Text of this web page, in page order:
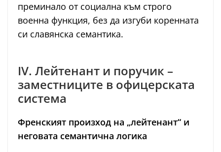
преминало от социална към строго
военна функция, без да изгуби коренната
си славянска семантика.
IV. Лейтенант и поручик –
заместниците в офицерската
система
Френският произход на „лейтенант“ и
неговата семантична логика